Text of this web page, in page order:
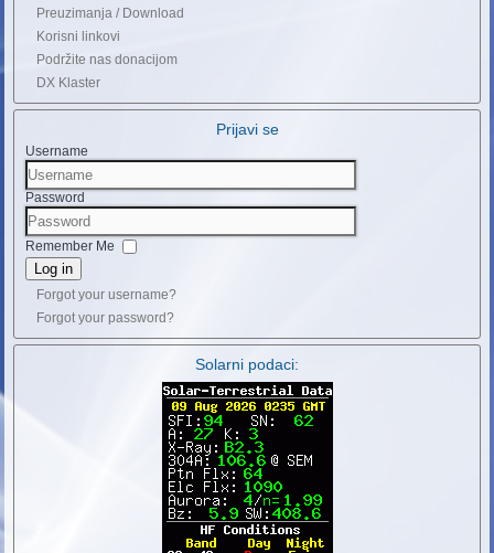
Preuzimanja / Download
Korisni linkovi
Podržite nas donacijom
DX Klaster
Prijavi se
Username
Password
Remember Me
Log in
Forgot your username?
Forgot your password?
Solarni podaci: